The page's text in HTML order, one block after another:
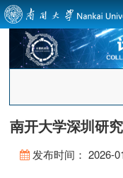
南开大学深圳研
发布时间： 2026-